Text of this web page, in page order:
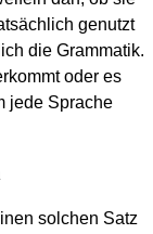
genutzt
die Grammatik.
oder es
jede Sprache
solchen Satz